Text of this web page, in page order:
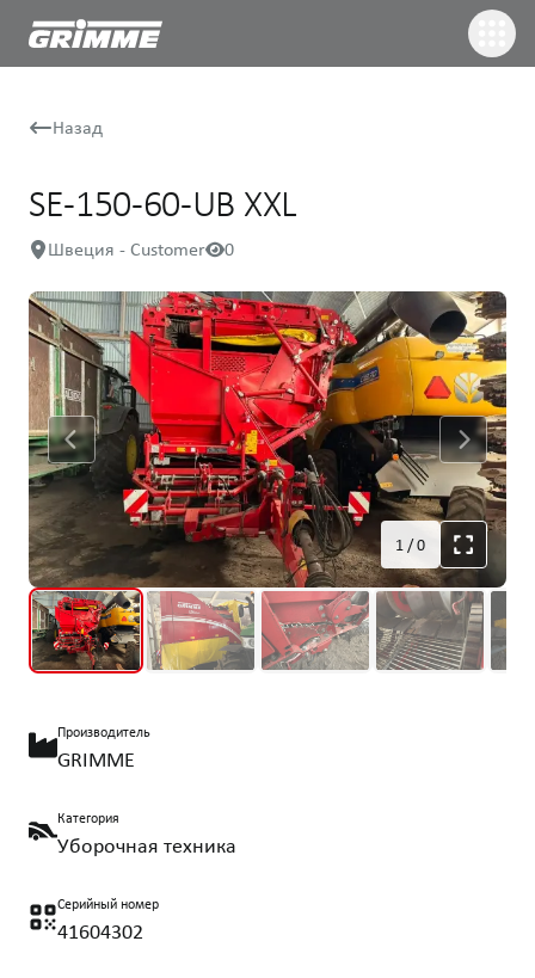
Назад
SE-150-60-UB XXL
Швеция - Customer 0
1/0
Производитель
GRIMME
Категория
Уборочная техника
Серийный номер
41604302